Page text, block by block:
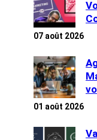
07 août 2026
01 août 2026